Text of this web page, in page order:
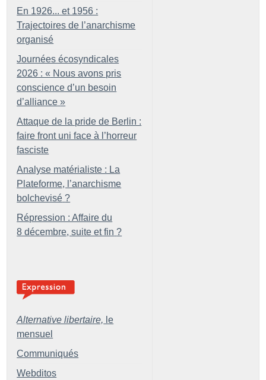
En 1926... et 1956 :
Trajectoires de l’anarchisme
organisé
Journées écosyndicales
2026 : « Nous avons pris
conscience d’un besoin
d’alliance »
Attaque de la pride de Berlin :
faire front uni face à l’horreur
fasciste
Analyse matérialiste : La
Plateforme, l’anarchisme
bolchevisé ?
Répression : Affaire du
8 décembre, suite et fin ?
Alternative libertaire, le
mensuel
Communiqués
Webditos